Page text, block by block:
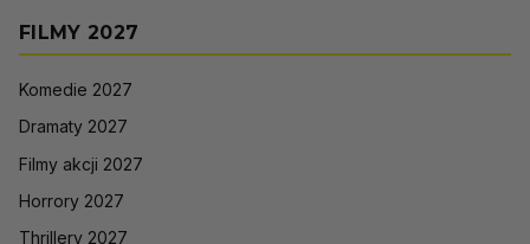
FILMY 2027
Komedie 2027
Dramaty 2027
Filmy akcji 2027
Horrory 2027
Thrillery 2027